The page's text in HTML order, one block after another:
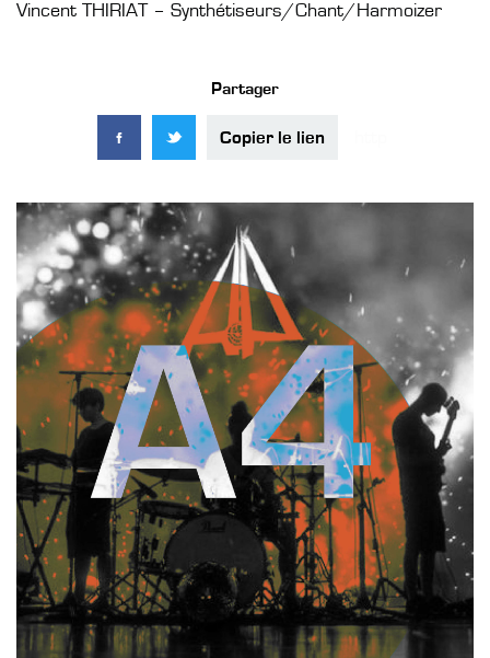
Vincent THIRIAT – Synthétiseurs/Chant/Harmoizer
Partager
Copier le lien